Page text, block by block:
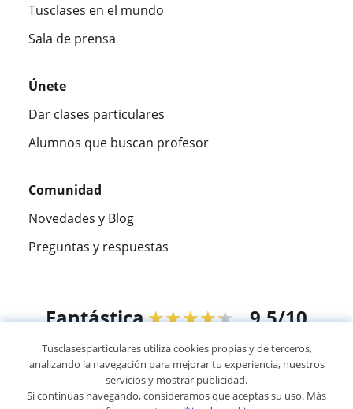
Tusclases en el mundo
Sala de prensa
Únete
Dar clases particulares
Alumnos que buscan profesor
Comunidad
Novedades y Blog
Preguntas y respuestas
Fantástica★★★★★ 9,5/10
305883opiniones de alumnos
© 2007 - 2026 Tusclasesparticulares.com.ec
Tusclasesparticulares utiliza cookies propias y de terceros,
analizando la navegación para mejorar tu experiencia, nuestros
servicios y mostrar publicidad.
Si continuas navegando, consideramos que aceptas su uso. Más